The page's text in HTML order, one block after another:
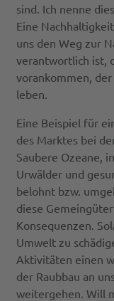
sind. Ich nenne
Eine
uns den Weg zur
verantwortlich ist,
vorankommen,
leben.
Eine Beispiel für
des Marktes bei
Saubere Ozeane,
Urwälder und
belohnt bzw.
diese
Konsequenzen.
Umwelt zu
Aktivitäten einen
der Raubbau an
weitergehen. Will